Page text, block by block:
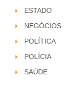
ESTADO
NEGÓCIOS
POLÍTICA
POLÍCIA
SAÚDE